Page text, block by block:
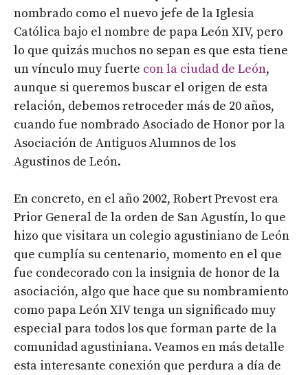
nombrado como el nuevo jefe de la Iglesia
Católica bajo el nombre de papa León XIV, pero
lo que quizás muchos no sepan es que esta tiene
un vínculo muy fuerte con la ciudad de León,
aunque si queremos buscar el origen de esta
relación, debemos retroceder más de 20 años,
cuando fue nombrado Asociado de Honor por la
Asociación de Antiguos Alumnos de los
Agustinos de León.
En concreto, en el año 2002, Robert Prevost era
Prior General de la orden de San Agustín, lo que
hizo que visitara un colegio agustiniano de León
que cumplía su centenario, momento en el que
fue condecorado con la insignia de honor de la
asociación, algo que hace que su nombramiento
como papa León XIV tenga un significado muy
especial para todos los que forman parte de la
comunidad agustiniana. Veamos en más detalle
esta interesante conexión que perdura a día de